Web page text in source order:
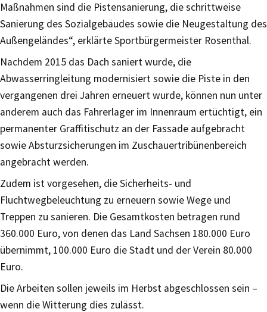
Maßnahmen sind die Pistensanierung, die schrittweise
Sanierung des Sozialgebäudes sowie die Neugestaltung des
Außengeländes“, erklärte Sportbürgermeister Rosenthal.
Nachdem 2015 das Dach saniert wurde, die
Abwasserringleitung modernisiert sowie die Piste in den
vergangenen drei Jahren erneuert wurde, können nun unter
anderem auch das Fahrerlager im Innenraum ertüchtigt, ein
permanenter Graffitischutz an der Fassade aufgebracht
sowie Absturzsicherungen im Zuschauertribünenbereich
angebracht werden.
Zudem ist vorgesehen, die Sicherheits- und
Fluchtwegbeleuchtung zu erneuern sowie Wege und
Treppen zu sanieren. Die Gesamtkosten betragen rund
360.000 Euro, von denen das Land Sachsen 180.000 Euro
übernimmt, 100.000 Euro die Stadt und der Verein 80.000
Euro.
Die Arbeiten sollen jeweils im Herbst abgeschlossen sein –
wenn die Witterung dies zulässt.